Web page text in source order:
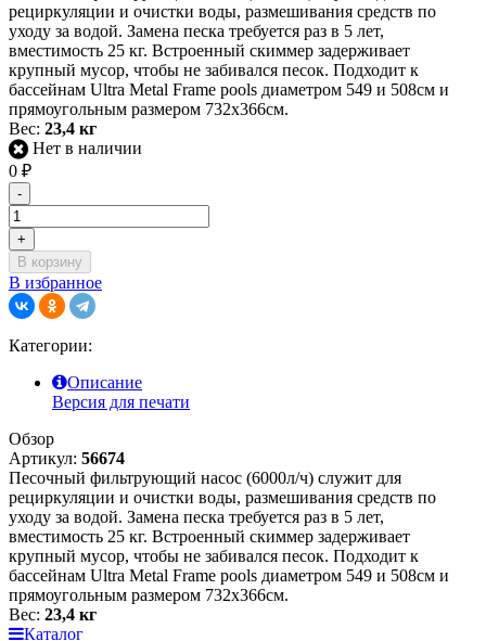
рециркуляции и очистки воды, размешивания средств по
уходу за водой. Замена песка требуется раз в 5 лет,
вместимость 25 кг. Встроенный скиммер задерживает
крупный мусор, чтобы не забивался песок. Подходит к
бассейнам Ultra Metal Frame pools диаметром 549 и 508см и
прямоугольным размером 732х366см.
Вес: 23,4 кг
Нет в наличии
0 ₽
-
+
В корзину
В избранное
Категории:
Описание
Версия для печати
Обзор
Артикул: 56674
Песочный фильтрующий насос (6000л/ч) служит для
рециркуляции и очистки воды, размешивания средств по
уходу за водой. Замена песка требуется раз в 5 лет,
вместимость 25 кг. Встроенный скиммер задерживает
крупный мусор, чтобы не забивался песок. Подходит к
бассейнам Ultra Metal Frame pools диаметром 549 и 508см и
прямоугольным размером 732х366см.
Вес: 23,4 кг
Каталог